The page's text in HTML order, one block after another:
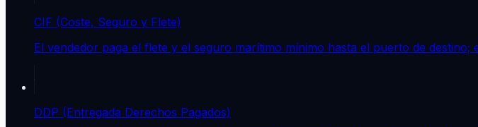
CIF (Coste, Seguro y Flete)
El vendedor paga el flete y el seguro marítimo mínimo hasta el puerto de destino;
DDP (Entregada Derechos Pagados)